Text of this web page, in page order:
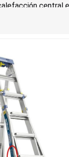
central
usuarios.